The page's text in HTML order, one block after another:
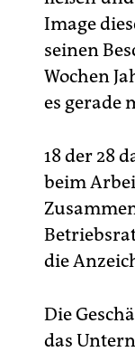
Image
seinen
Wochen
es gerade
18 der 28
beim
die
Die
das